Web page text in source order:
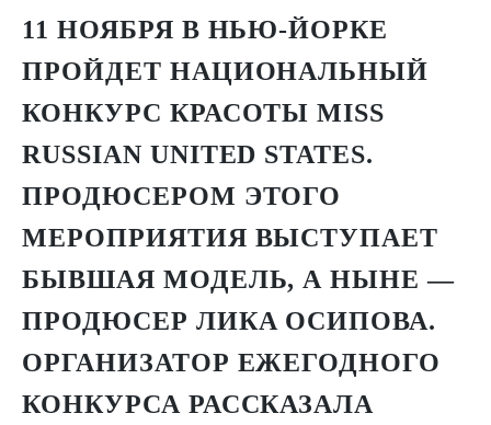
11 НОЯБРЯ В НЬЮ-ЙОРКЕ
ПРОЙДЕТ НАЦИОНАЛЬНЫЙ
КОНКУРС КРАСОТЫMISS
RUSSIAN UNITED STATES.
ПРОДЮСЕРОМ ЭТОГО
МЕРОПРИЯТИЯ ВЫСТУПАЕТ
БЫВШАЯ МОДЕЛЬ, А НЫНЕ —
ПРОДЮСЕР ЛИКА ОСИПОВА.
ОРГАНИЗАТОР ЕЖЕГОДНОГО
КОНКУРСА РАССКАЗАЛА